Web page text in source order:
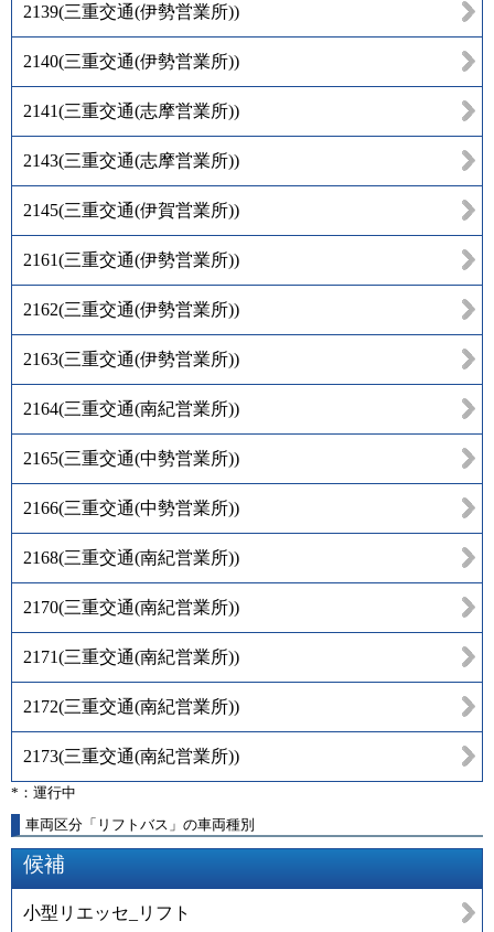
2139(三重交通(伊勢営業所))
2140(三重交通(伊勢営業所))
2141(三重交通(志摩営業所))
2143(三重交通(志摩営業所))
2145(三重交通(伊賀営業所))
2161(三重交通(伊勢営業所))
2162(三重交通(伊勢営業所))
2163(三重交通(伊勢営業所))
2164(三重交通(南紀営業所))
2165(三重交通(中勢営業所))
2166(三重交通(中勢営業所))
2168(三重交通(南紀営業所))
2170(三重交通(南紀営業所))
2171(三重交通(南紀営業所))
2172(三重交通(南紀営業所))
2173(三重交通(南紀営業所))
*：運行中
車両区分「リフトバス」の車両種別
候補
小型リエッセ_リフト